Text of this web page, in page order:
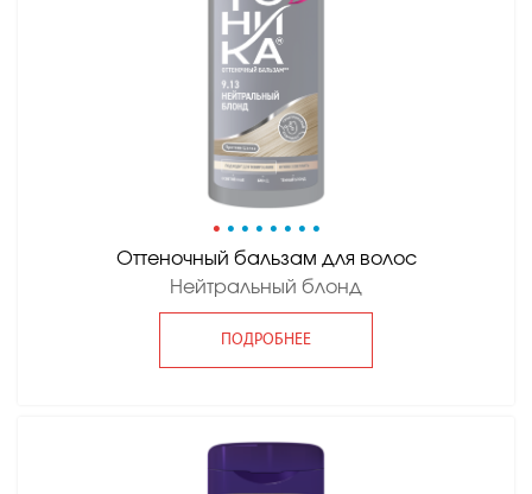
• • • • • • • •
Оттеночный бальзам для волос
Нейтральный блонд
ПОДРОБНЕЕ